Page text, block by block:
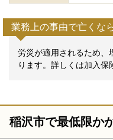
業務上の事由で亡くな
労災が適用されるため、
ります。詳しくは加入保
稲沢市で最低限か